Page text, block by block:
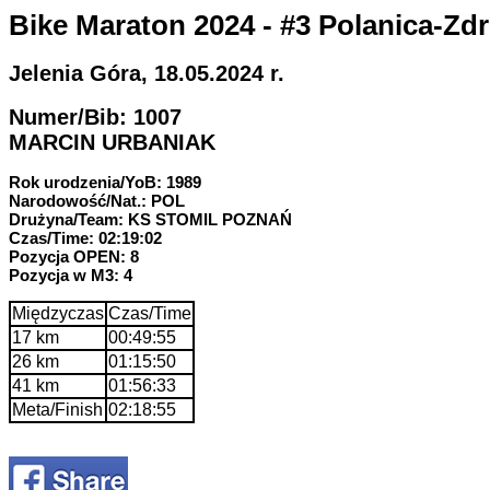
Bike Maraton 2024 - #3 Polanica-
Jelenia Góra, 18.05.2024 r.
Numer/Bib: 1007
MARCIN URBANIAK
Rok urodzenia/YoB: 1989
Narodowość/Nat.: POL
Drużyna/Team: KS STOMIL POZNAŃ
Czas/Time: 02:19:02
Pozycja OPEN: 8
Pozycja w M3: 4
Międzyczas Czas/Time
17 km
00:49:55
26 km
01:15:50
41 km
01:56:33
Meta/Finish 02:18:55